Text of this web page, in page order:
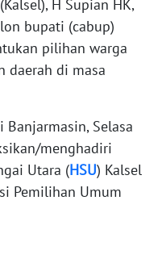
H Supian HK,
bupati (cabup)
pilihan warga
daerah di masa
Selasa
menghadiri
Utara (HSU) Kalsel
Pemilihan Umum